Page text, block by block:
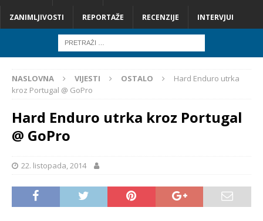
ZANIMLJIVOSTI REPORTAŽE RECENZIJE INTERVJUI
NASLOVNA VIJESTI OSTALO
Hard Enduro utrka
kroz Portugal @ GoPro
Hard Enduro utrka kroz Portugal
@ GoPro
22. listopada, 2014